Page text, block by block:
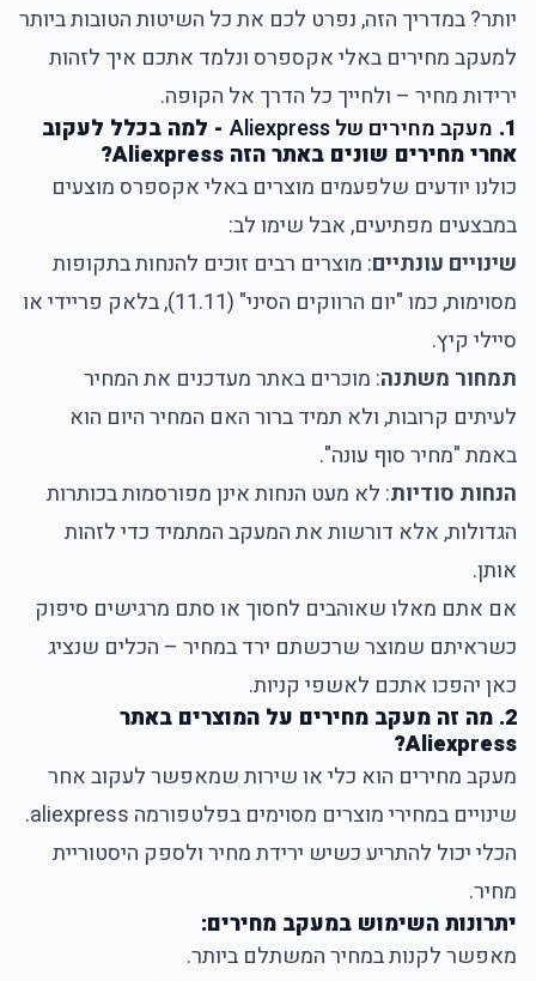
יותר? במדריך הזה, נפרט לכם את כל השיטות הטובות ביותר
למעקב מחירים באלי אקספרס ונלמד אתכם איך לזהות
ירידות מחיר – ולחייך כל הדרך אל הקופה.
1. מעקב מחירים של Aliexpress
- למה בכלל לעקוב
אחרי מחירים שונים באתר הזה Aliexpress?
כולנו יודעים שלפעמים מוצרים באלי אקספרס מוצעים
במבצעים מפתיעים, אבל שימו לב:
שינויים עונתיים: מוצרים רבים זוכים להנחות בתקופות
מסוימות, כמו "יום הרווקים הסיני" (11.11), בלאק פריידי או
סיילי קיץ.
תמחור משתנה: מוכרים באתר מעדכנים את המחיר
לעיתים קרובות, ולא תמיד ברור האם המחיר היום הוא
באמת "מחיר סוף עונה".
הנחות סודיות: לא מעט הנחות אינן מפורסמות בכותרות
הגדולות, אלא דורשות את המעקב המתמיד כדי לזהות
אותן.
אם אתם מאלו שאוהבים לחסוך או סתם מרגישים סיפוק
כשראיתם שמוצר שרכשתם ירד במחיר – הכלים שנציג
כאן יהפכו אתכם לאשפי קניות.
2. מה זה מעקב מחירים על המוצרים באתר
Aliexpress?
מעקב מחירים הוא כלי או שירות שמאפשר לעקוב אחר
שינויים במחירי מוצרים מסוימים בפלטפורמה aliexpress.
הכלי יכול להתריע כשיש ירידת מחיר ולספק היסטוריית
מחיר.
יתרונות השימוש במעקב מחירים:
מאפשר לקנות במחיר המשתלם ביותר.